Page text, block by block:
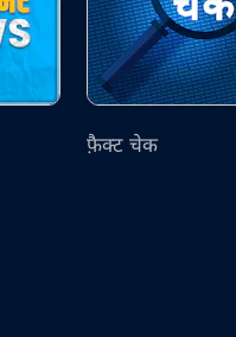
फ़ैक्ट चेक